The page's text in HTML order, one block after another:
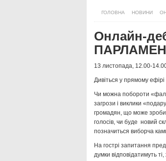
ГОЛОВНА НОВИНИ
Онлайн-
13 листопада, 12.00-
Дивіться у прямому ефірі
Чи можна побороти
загрози і виклики
громадян, що може
голосів, чи буде новий
позначиться виборча
На гострі запитання
думки відповідатимуть